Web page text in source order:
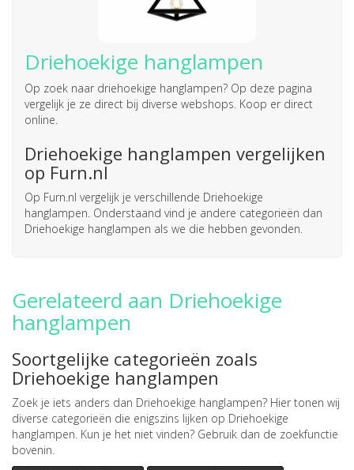
Driehoekige hanglampen
Op zoek naar driehoekige hanglampen? Op deze pagina
vergelijk je ze direct bij diverse webshops. Koop er direct
online.
Driehoekige hanglampen vergelijken
op Furn.nl
Op Furn.nl vergelijk je verschillende Driehoekige
hanglampen. Onderstaand vind je andere categorieën dan
Driehoekige hanglampen als we die hebben gevonden.
Gerelateerd aan Driehoekige
hanglampen
Soortgelijke categorieën zoals
Driehoekige hanglampen
Zoek je iets anders dan Driehoekige hanglampen? Hier tonen wij
diverse categorieën die enigszins lijken op Driehoekige
hanglampen. Kun je het niet vinden? Gebruik dan de zoekfunctie
bovenin.